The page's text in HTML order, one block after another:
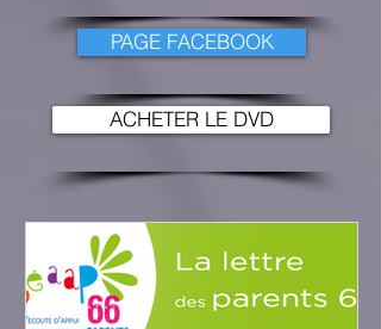
PAGE FACEBOOK
ACHETER LE DVD